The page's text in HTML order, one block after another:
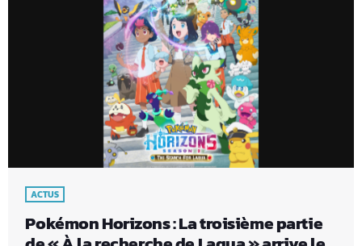
ACTUS
Pokémon Horizons : La troisième partie